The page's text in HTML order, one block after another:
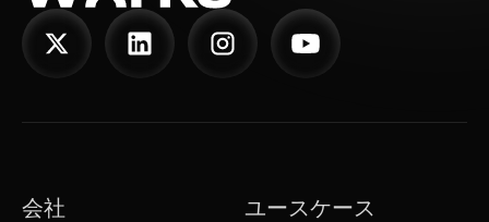
会社 ユースケース